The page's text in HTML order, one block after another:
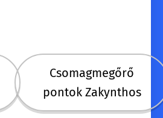
Csomagmegőrő
pontok Zakynthos